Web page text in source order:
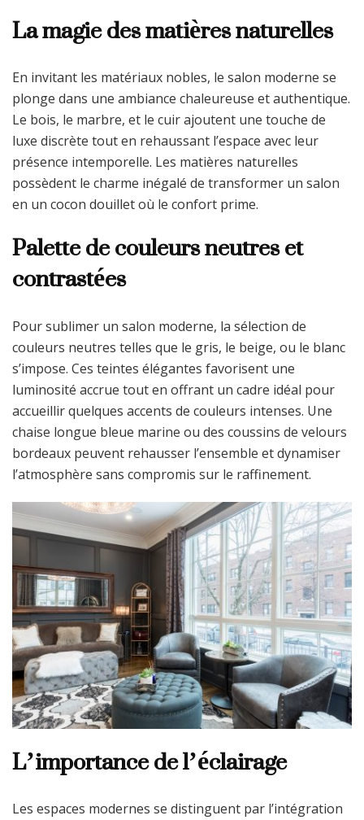
La magie des matières naturelles
En invitant les matériaux nobles, le salon moderne se
plonge dans une ambiance chaleureuse et authentique.
Le bois, le marbre, et le cuir ajoutent une touche de
luxe discrète tout en rehaussant l’espace avec leur
présence intemporelle. Les matières naturelles
possèdent le charme inégalé de transformer un salon
en un cocon douillet où le confort prime.
Palette de couleurs neutres et
contrastées
Pour sublimer un salon moderne, la sélection de
couleurs neutres telles que le gris, le beige, ou le blanc
s’impose. Ces teintes élégantes favorisent une
luminosité accrue tout en offrant un cadre idéal pour
accueillir quelques accents de couleurs intenses. Une
chaise longue bleue marine ou des coussins de velours
bordeaux peuvent rehausser l’ensemble et dynamiser
l’atmosphère sans compromis sur le raffinement.
L’importance de l’éclairage
Les espaces modernes se distinguent par l’intégration